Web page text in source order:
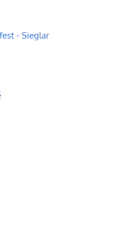
- Sieglar